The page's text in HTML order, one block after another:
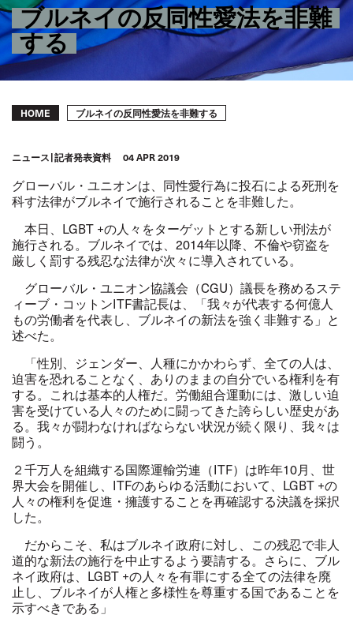
ブルネイの反同性愛法を非難
する
Breadcrumb
HOME ブルネイの反同性愛法を非難する
ニュース 記者発表資料 04 APR 2019
グローバル・ユニオンは、同性愛行為に投石による死刑を
科す法律がブルネイで施行されることを非難した。
本日、LGBT +の人々をターゲットとする新しい刑法が
施行される。ブルネイでは、2014年以降、不倫や窃盗を
厳しく罰する残忍な法律が次々に導入されている。
グローバル・ユニオン協議会（CGU）議長を務めるステ
ィーブ・コットンITF書記長は、「我々が代表する何億人
もの労働者を代表し、ブルネイの新法を強く非難する」と
述べた。
「性別、ジェンダー、人種にかかわらず、全ての人は、
迫害を恐れることなく、ありのままの自分でいる権利を有
する。これは基本的人権だ。労働組合運動には、激しい迫
害を受けている人々のために闘ってきた誇らしい歴史があ
る。我々が闘わなければならない状況が続く限り、我々は
闘う。
２千万人を組織する国際運輸労連（ITF）は昨年10月、世
界大会を開催し、ITFのあらゆる活動において、LGBT +の
人々の権利を促進・擁護することを再確認する決議を採択
した。
だからこそ、私はブルネイ政府に対し、この残忍で非人
道的な新法の施行を中止するよう要請する。さらに、ブル
ネイ政府は、LGBT +の人々を有罪にする全ての法律を廃
止し、ブルネイが人権と多様性を尊重する国であることを
示すべきである」